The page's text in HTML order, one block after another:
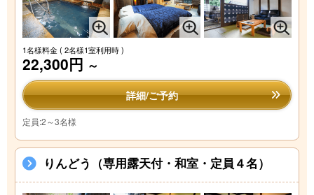
1名様料金( 2名様1室利用時 )
22,300円 ～
詳細/ご予約
定員:2～3名様
りんどう（専用露天付・和室・定員４名）